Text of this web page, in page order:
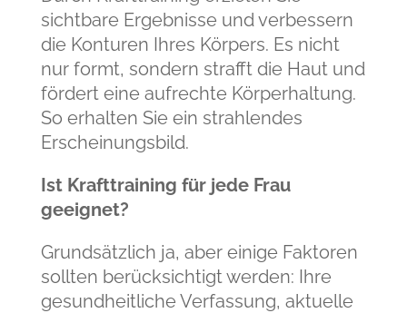
sichtbare Ergebnisse und verbessern
die Konturen Ihres Körpers. Es nicht
nur formt, sondern strafft die Haut und
fördert eine aufrechte Körperhaltung.
So erhalten Sie ein strahlendes
Erscheinungsbild.
Ist Krafttraining für jede Frau
geeignet?
Grundsätzlich ja, aber einige Faktoren
sollten berücksichtigt werden: Ihre
gesundheitliche Verfassung, aktuelle